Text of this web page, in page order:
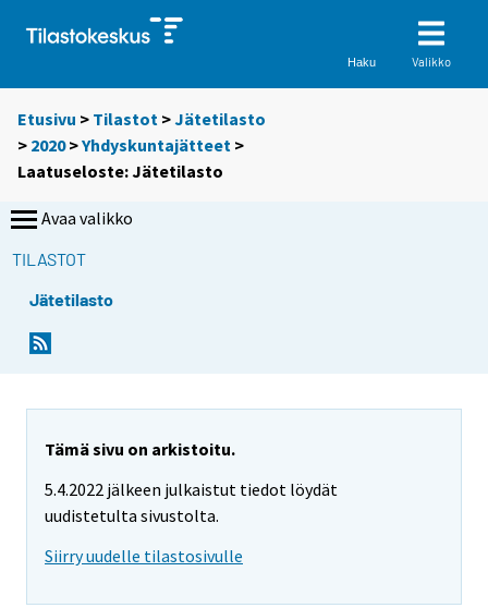
Haku Valikko
Etusivu > Tilastot >Jätetilasto
> 2020>Yhdyskuntajätteet >
Laatuseloste: Jätetilasto
Avaa valikko
TILASTOT
Jätetilasto
Tämä sivu on arkistoitu.
5.4.2022 jälkeen julkaistut tiedot löydät
uudistetulta sivustolta.
Siirry uudelle tilastosivulle